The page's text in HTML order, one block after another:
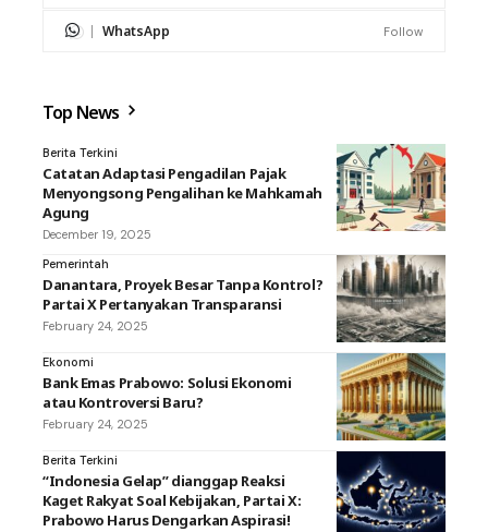
WhatsApp Follow
Top News
Berita Terkini
Catatan Adaptasi Pengadilan Pajak
Menyongsong Pengalihan ke Mahkamah
Agung
December 19, 2025
Pemerintah
Danantara, Proyek Besar Tanpa Kontrol?
Partai X Pertanyakan Transparansi
February 24, 2025
Ekonomi
Bank Emas Prabowo: Solusi Ekonomi
atau Kontroversi Baru?
February 24, 2025
Berita Terkini
“Indonesia Gelap” dianggap Reaksi
Kaget Rakyat Soal Kebijakan, Partai X:
Prabowo Harus Dengarkan Aspirasi!